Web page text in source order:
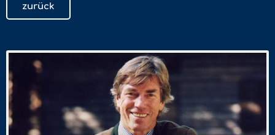
zurück